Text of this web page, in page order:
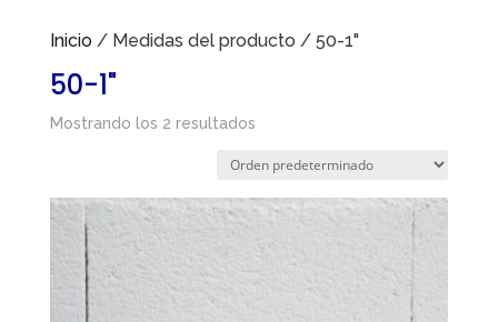
Inicio/ Medidas del producto / 50-1"
50-1"
Mostrando los 2 resultados